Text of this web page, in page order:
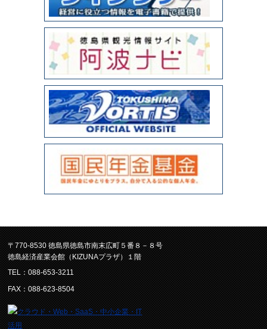
〒770-8530 徳島県徳島市南末広町５番８－８号
徳島経済産業会館（KIZUNAプラザ）１階
TEL：088-653-3211
FAX：088-623-8504